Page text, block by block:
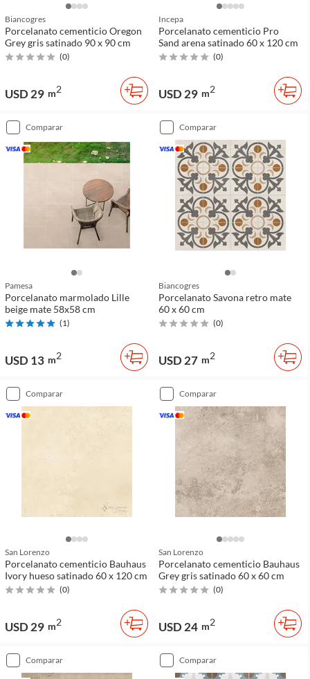
Biancogres
Porcelanato cementicio Oregon
Grey gris satinado 90 x 90 cm
(0)
USD 29 m2
Incepa
Porcelanato cementicio Pro
Sand arena satinado 60 x 120 cm
(0)
USD 29 m2
comparar
Pamesa
Porcelanato marmolado Lille
beige mate 58x58 cm
(1)
USD 13 m2
comparar
Biancogres
Porcelanato Savona retro mate
60 x 60 cm
(0)
USD 27 m2
comparar
San Lorenzo
Porcelanato cementicio Bauhaus
Ivory hueso satinado 60 x 120 cm
(0)
USD 29 m2
comparar
San Lorenzo
Porcelanato cementicio Bauhaus
Grey gris satinado 60 x 60 cm
(0)
USD 24 m2
comparar comparar